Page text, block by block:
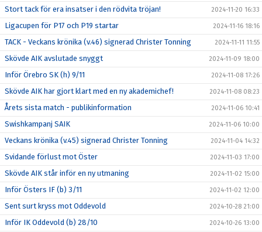
Stort tack för era insatser i den rödvita tröjan! 2024-11-20 16:33
Ligacupen för P17 och P19 startar 2024-11-16 18:16
TACK - Veckans krönika (v.46) signerad Christer Tonning 2024-11-11 11:55
Skövde AIK avslutade snyggt 2024-11-09 18:00
Inför Örebro SK (h) 9/11 2024-11-08 17:26
Skövde AIK har gjort klart med en ny akademichef! 2024-11-08 08:23
Årets sista match - publikinformation 2024-11-06 10:41
Swishkampanj SAIK 2024-11-06 10:00
Veckans krönika (v.45) signerad Christer Tonning 2024-11-04 14:32
Svidande förlust mot Öster 2024-11-03 17:00
Skövde AIK står inför en ny utmaning 2024-11-02 15:00
Inför Östers IF (b) 3/11 2024-11-02 12:00
Sent surt kryss mot Oddevold 2024-10-28 21:00
Inför IK Oddevold (b) 28/10 2024-10-26 13:00